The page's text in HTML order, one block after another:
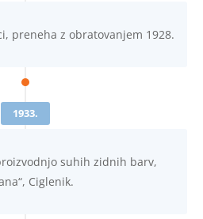
preneha z obratovanjem 1928.
1933.
suhih zidnih barv,
Ciglenik.